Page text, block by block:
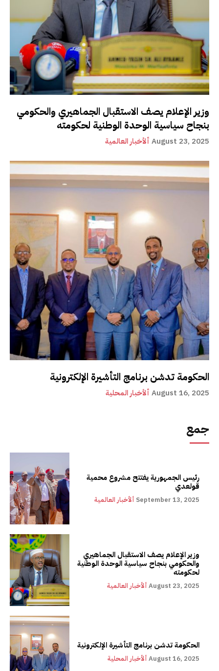
وزير الإعلام يصف الاستقبال الجماهيري والحكومي
بنجاح سياسية الوحدة الوطنية لحكومته
ألأخبار العالمية August 23, 2025
الحكومة تدشن برنامج التأشيرة الإلكترونية
ألأخبار المحلية August 16, 2025
جمع
رئيس الجمهورية يفتتح مشروع محمية
قولعدي
ألأخبار العالمية September 13, 2025
وزير الإعلام يصف الاستقبال الجماهيري
والحكومي بنجاح سياسية الوحدة الوطنية
لحكومته
ألأخبار العالمية August 23, 2025
الحكومة تدشن برنامج التأشيرة الإلكترونية
ألأخبار المحلية August 16, 2025